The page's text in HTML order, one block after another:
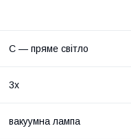
C — пряме світло
3x
вакуумна лампа